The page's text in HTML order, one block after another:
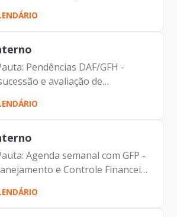
Johann Nogueira
Leite Carolina Magnani
Pendências DAF/GFH -
e avaliação de
Johann Nogueira
Leite Carolina Magnani
Agenda semanal com GFP -
e Controle Financeiro
Nogueira Dantas Jorge
Josenias V. Nascimento